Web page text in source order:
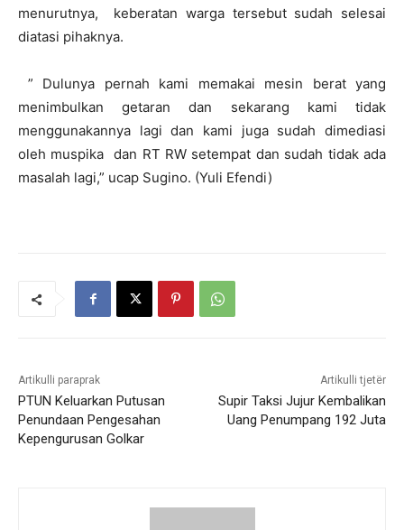
menurutnya, keberatan warga tersebut sudah selesai
diatasi pihaknya.
” Dulunya pernah kami memakai mesin berat yang
menimbulkan getaran dan sekarang kami tidak
menggunakannya lagi dan kami juga sudah dimediasi
oleh muspika dan RT RW setempat dan sudah tidak ada
masalah lagi,” ucap Sugino. (Yuli Efendi)
Artikulli paraprak
PTUN Keluarkan Putusan
Penundaan Pengesahan
Kepengurusan Golkar
Artikulli tjetër
Supir Taksi Jujur Kembalikan
Uang Penumpang 192 Juta